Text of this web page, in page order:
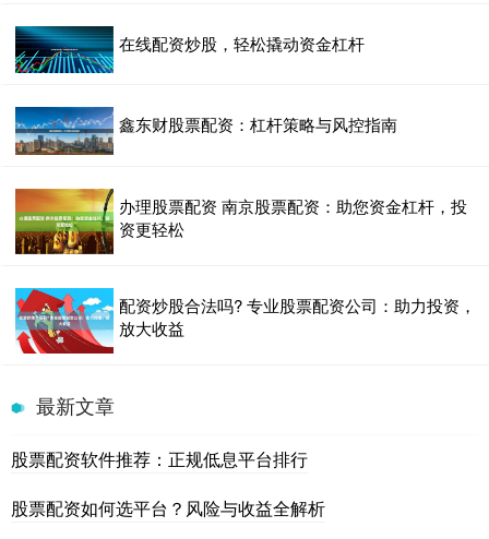
在线配资炒股，轻松撬动资金杠杆
鑫东财股票配资：杠杆策略与风控指南
办理股票配资 南京股票配资：助您资金杠杆，投
资更轻松
配资炒股合法吗? 专业股票配资公司：助力投资，
放大收益
最新文章
股票配资软件推荐：正规低息平台排行
股票配资如何选平台？风险与收益全解析